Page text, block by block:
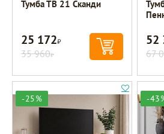
Тумба ТВ 21 Сканди
25 172Р
35 960Р
52
67
-25% -